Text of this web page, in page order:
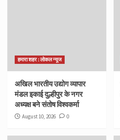
हमारा शहर : लोकल न्यूज
अखिल भारतीय उद्योग व्यापार
मंडल इकाई दुल्हीपुर के नगर
अध्यक्ष बने संतोष विश्वकर्मा
August 10, 2026 0